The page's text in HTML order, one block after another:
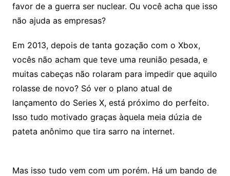
favor de a guerra ser nuclear. Ou você acha que isso
não ajuda as empresas?
Em 2013, depois de tanta gozação com o Xbox,
vocês não acham que teve uma reunião pesada, e
muitas cabeças não rolaram para impedir que aquilo
rolasse de novo? Só ver o plano atual de
lançamento do Series X, está próximo do perfeito.
Isso tudo motivado graças àquela meia dúzia de
pateta anônimo que tira sarro na internet.
Mas isso tudo vem com um porém. Há um bando de